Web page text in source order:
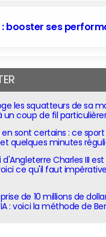
booster ses
les squatteurs de sa
un coup de fil
en sont certains : ce
quelques minutes
d'Angleterre Charles III
ce qu'il faut
de 10 millions de
: voici la méthode de